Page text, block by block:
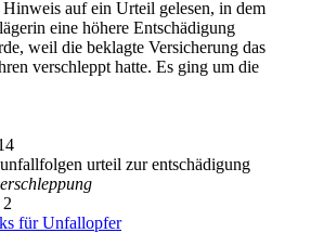
auf ein Urteil gelesen, in dem
eine höhere Entschädigung
weil die beklagte Versicherung das
verschleppt hatte. Es ging um die
urteil zur entschädigung
für Unfallopfer